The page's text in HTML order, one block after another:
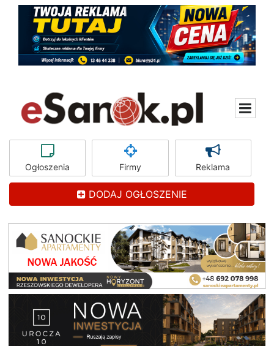
Ogłoszenia Firmy Reklama
DODAJ OGŁOSZENIE